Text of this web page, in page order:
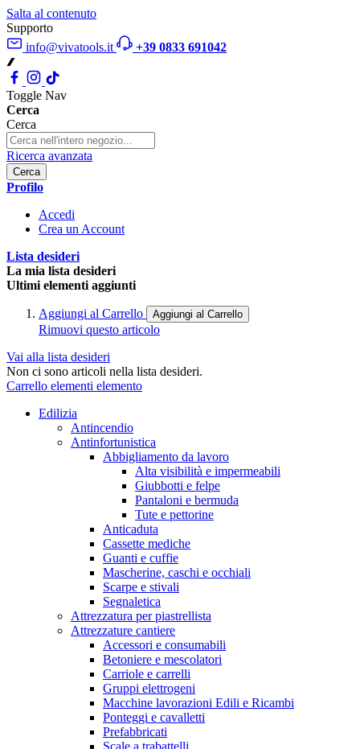
Salta al contenuto
Supporto
info@vivatools.it
+39 0833 691042
Toggle Nav
Cerca
Cerca
Ricerca avanzata
Cerca
Profilo
Accedi
Crea un Account
Lista desideri
La mia lista desideri
Ultimi elementi aggiunti
Aggiungi al Carrello Aggiungi al Carrello
Rimuovi questo articolo
Vai alla lista desideri
Non ci sono articoli nella lista desideri.
Carrello elementi elemento
Edilizia
Antincendio
Antinfortunistica
Abbigliamento da lavoro
Alta visibilità e impermeabili
Giubbotti e felpe
Pantaloni e bermuda
Tute e pettorine
Anticaduta
Cassette mediche
Guanti e cuffie
Mascherine, caschi e occhiali
Scarpe e stivali
Segnaletica
Attrezzatura per piastrellista
Attrezzature cantiere
Accessori e consumabili
Betoniere e mescolatori
Carriole e carrelli
Gruppi elettrogeni
Macchine lavorazioni Edili e Ricambi
Ponteggi e cavalletti
Prefabbricati
Scale a trabattelli